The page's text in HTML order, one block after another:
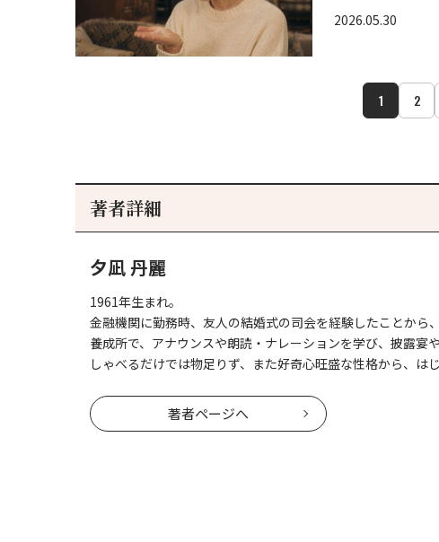
2026.05.30
1 2
著者詳細
夕凪 丹麗
1961年生まれ。
金融機関に勤務時、友人の結婚式の司会を経験したことから
養成所で、アナウンスや朗読・ナレーションを学び、披露宴
しゃべるだけでは物足りず、また好奇心旺盛な性格から、は
著者ページへ